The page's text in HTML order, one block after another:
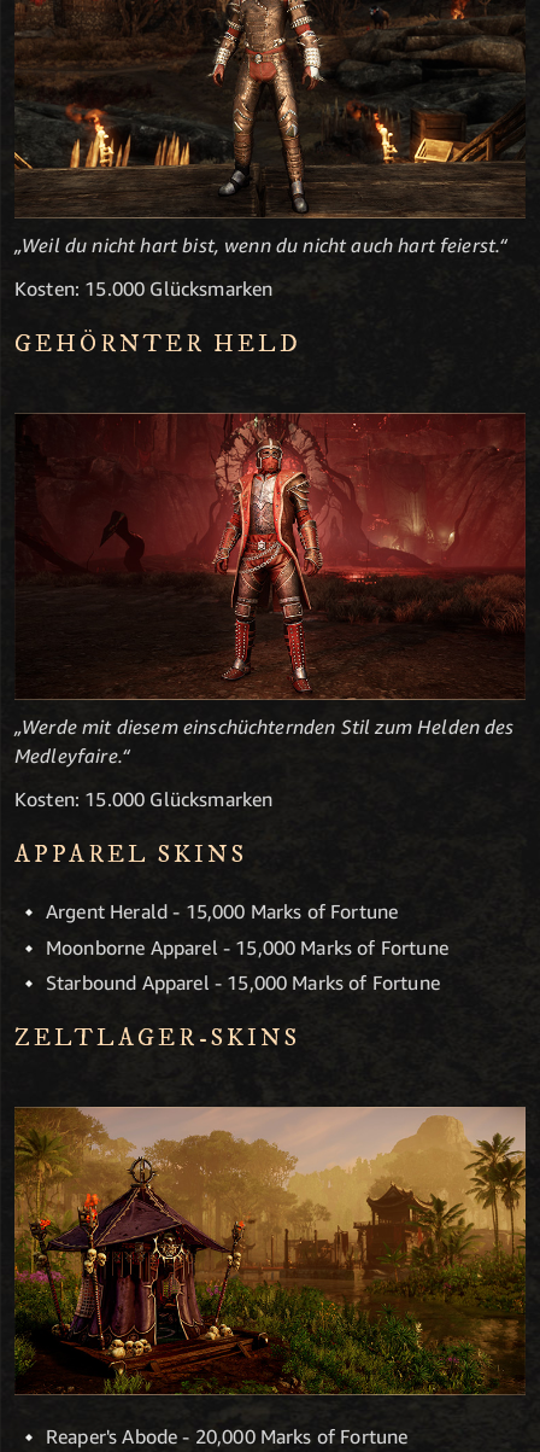
„Weil du nicht hart bist, wenn du nicht auch hart feierst.“
Kosten: 15.000 Glücksmarken
GEHÖRNTER HELD
„Werde mit diesem einschüchternden Stil zum Helden des
Medleyfaire.“
Kosten: 15.000 Glücksmarken
APPAREL SKINS
Argent Herald - 15,000 Marks of Fortune
Moonborne Apparel - 15,000 Marks of Fortune
Starbound Apparel - 15,000 Marks of Fortune
ZELTLAGER-SKINS
Reaper's Abode - 20,000 Marks of Fortune